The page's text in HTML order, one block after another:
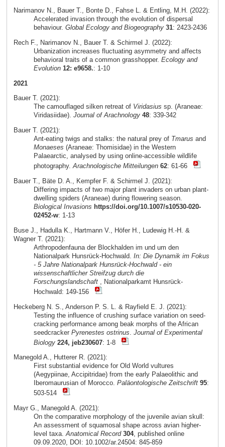
Narimanov N., Bauer T., Bonte D., Fahse L. & Entling, M.H. (2022):
Accelerated invasion through the evolution of dispersal
behaviour. Global Ecology and Biogeography 31: 2423-2436
Rech F., Narimanov N., Bauer T. & Schirmel J. (2022):
Urbanization increases fluctuating asymmetry and affects
behavioral traits of a common grasshopper. Ecology and
Evolution 12: e9658.: 1-10
2021
Bauer T. (2021):
The camouflaged silken retreat of Viridasius sp. (Araneae:
Viridasiidae). Journal of Arachnology 48: 339-342
Bauer T. (2021):
Ant-eating twigs and stalks: the natural prey of Tmarus and
Monaeses (Araneae: Thomisidae) in the Western
Palaearctic, analysed by using online-accessible wildlife
photography.Arachnologische Mitteilungen 62: 61-66
Bauer T., Bäte D. A., Kempfer F. & Schirmel J. (2021):
Differing impacts of two major plant invaders on urban plant-
dwelling spiders (Araneae) during flowering season.
Biological Invasions https://doi.org/10.1007/s10530-020-
02452-w: 1-13
Buse J., Hadulla K., Hartmann V., Höfer H., Ludewig H.-H. &
Wagner T. (2021):
Arthropodenfauna der Blockhalden im und um den
Nationalpark Hunsrück-Hochwald. In: Die Dynamik im Fokus
- 5 Jahre Nationalpark Hunsrück-Hochwald - ein
wissenschaftlicher Streifzug durch die
Forschungslandschaft, Nationalparkamt Hunsrück-
Hochwald: 149-156
Heckeberg N. S., Anderson P. S. L. & Rayfield E. J. (2021):
Testing the influence of crushing surface variation on seed-
cracking performance among beak morphs of the African
seedcracker Pyrenestes ostrinus Journal of Experimental
Biology 224, jeb230607: 1-8
Manegold A., Hutterer R. (2021):
First substantial evidence for Old World vultures
(Aegypiinae, Accipitridae) from the early Palaeolithic and
Iberomaurusian of Morocco. Paläontologische Zeitschrift 95:
503-514
Mayr G., Manegold A. (2021):
On the comparative morphology of the juvenile avian skull:
An assessment of squamosal shape across avian higher-
level taxa.Anatomical Record 304, published online
09.09.2020, DOI: 10.1002/ar.24504: 845-859